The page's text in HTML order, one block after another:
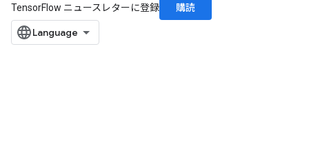
TensorFlow ニュースレターに登録
購読